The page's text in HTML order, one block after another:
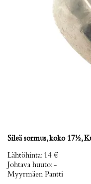
Sileä sormus, koko 17½,
Lähtöhinta: 14 €
Johtava huuto:-
Myyrmäen Pantti